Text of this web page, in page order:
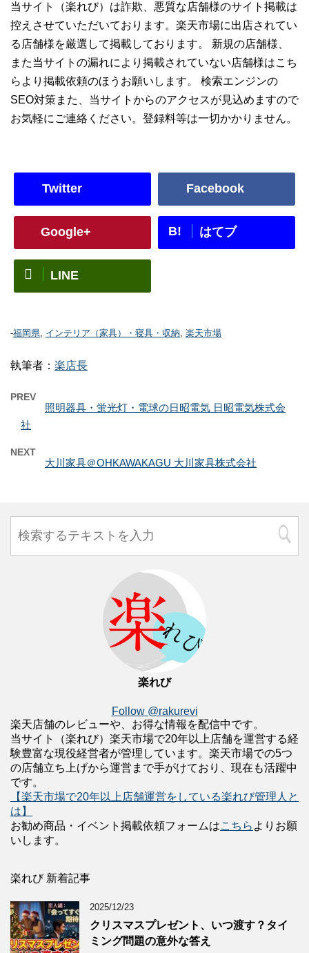
当サイト（楽れび）は詐欺、悪質な店舗様のサイト掲載は
控えさせていただいております。楽天市場に出店されてい
る店舗様を厳選して掲載しております。 新規の店舗様、
また当サイトの漏れにより掲載されていない店舗様はこち
らより掲載依頼のほうお願いします。 検索エンジンの
SEO対策また、当サイトからのアクセスが見込めますので
お気軽にご連絡ください。登録料等は一切かかりません。
Twitter Facebook
Google+ B! はてブ
LINE
-福岡県, インテリア（家具）・寝具・収納, 楽天市場
執筆者： 楽店長
PREV
照明器具・蛍光灯・電球の日昭電気 日昭電気株式会
社
NEXT
大川家具＠OHKAWAKAGU 大川家具株式会社
楽れび
Follow @rakurevi
楽天店舗のレビューや、お得な情報を配信中です。
当サイト（楽れび）楽天市場で20年以上店舗を運営する経
験豊富な現役経営者が管理しています。楽天市場での5つ
の店舗立ち上げから運営まで手がけており、現在も活躍中
です。
【楽天市場で20年以上店舗運営をしている楽れび管理人と
は】
お勧め商品・イベント掲載依頼フォームはこちら よりお願
いします。
楽れび 新着記事
2025/12/23
クリスマスプレゼント、いつ渡す？タイ
ミング問題の意外な答え